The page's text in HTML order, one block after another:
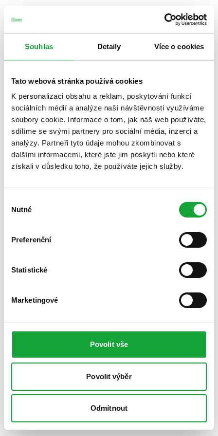
Souhlas Detaily Více o cookies
Tato webová stránka používá cookies
K personalizaci obsahu a reklam, poskytování funkcí
sociálních médií a analýze naší návštěvnosti využíváme
soubory cookie. Informace o tom, jak náš web používáte,
sdílíme se svými partnery pro sociální média, inzerci a
analýzy. Partneři tyto údaje mohou zkombinovat s
dalšími informacemi, které jste jim poskytli nebo které
získali v důsledku toho, že používáte jejich služby.
souhlasu
Nutné
Preferenční
Statistické
Marketingové
Povolit vše
Povolit výběr
Odmítnout